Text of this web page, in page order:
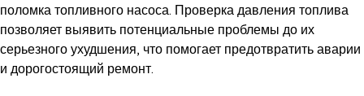
поломка топливного насоса. Проверка давления топлива
позволяет выявить потенциальные проблемы до их
серьезного ухудшения, что помогает предотвратить аварии
и дорогостоящий ремонт.